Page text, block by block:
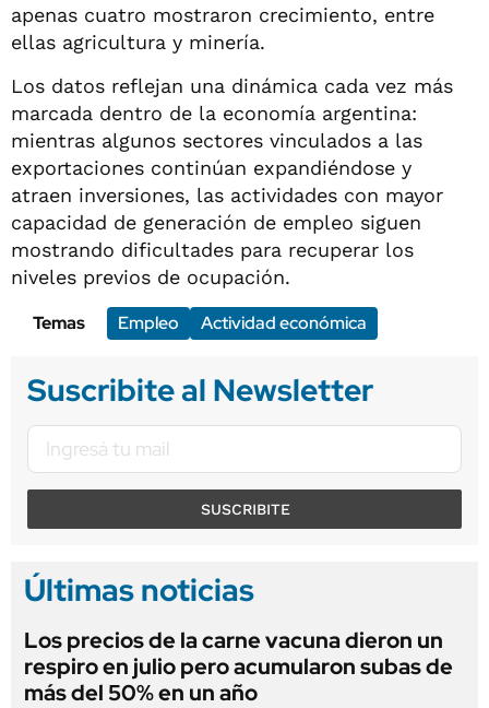
apenas cuatro mostraron crecimiento, entre
ellas agricultura y minería.
Los datos reflejan una dinámica cada vez más
marcada dentro de la economía argentina:
mientras algunos sectores vinculados a las
exportaciones continúan expandiéndose y
atraen inversiones, las actividades con mayor
capacidad de generación de empleo siguen
mostrando dificultades para recuperar los
niveles previos de ocupación.
Temas
Empleo Actividad económica
Suscribite al Newsletter
SUSCRIBITE
Últimas noticias
Los precios de la carne vacuna dieron un
respiro en julio pero acumularon subas de
más del 50% en un año